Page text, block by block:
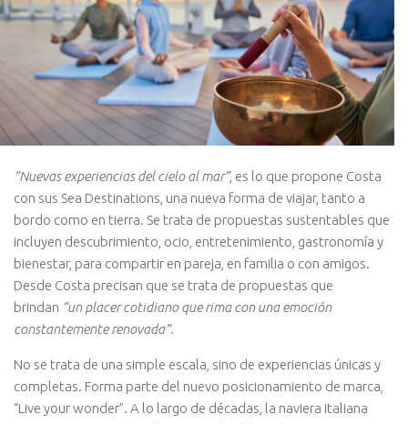
“Nuevas experiencias del cielo al mar”, es lo que propone Costa
con sus Sea Destinations, una nueva forma de viajar, tanto a
bordo como en tierra. Se trata de propuestas sustentables que
incluyen descubrimiento, ocio, entretenimiento, gastronomía y
bienestar, para compartir en pareja, en familia o con amigos.
Desde Costa precisan que se trata de propuestas que
brindan “un placer cotidiano que rima con una emoción
constantemente renovada”.
No se trata de una simple escala, sino de experiencias únicas y
completas. Forma parte del nuevo posicionamiento de marca,
“Live your wonder”. A lo largo de décadas, la naviera italiana